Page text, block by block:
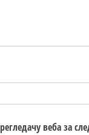
веба за